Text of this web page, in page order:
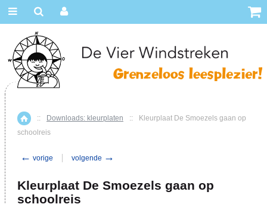
Home
:: Downloads: kleurplaten ::
Kleurplaat De Smoezels gaan op
schoolreis
← vorige volgende →
Kleurplaat De Smoezels gaan op
schoolreis